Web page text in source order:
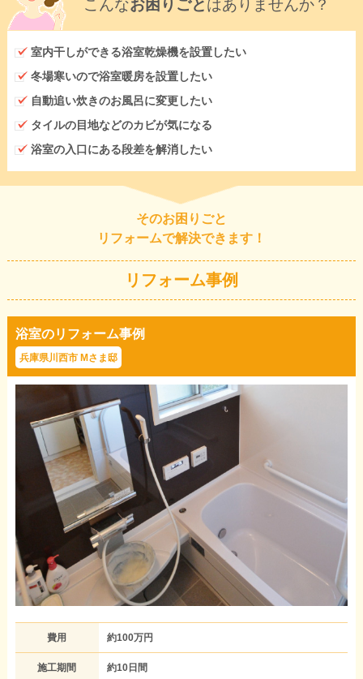
こんなお困りごとはありませんか？
室内干しができる浴室乾燥機を設置したい
冬場寒いので浴室暖房を設置したい
自動追い炊きのお風呂に変更したい
タイルの目地などのカビが気になる
浴室の入口にある段差を解消したい
そのお困りごと
リフォームで解決できます！
リフォーム事例
浴室のリフォーム事例
兵庫県川西市 Mさま邸
費用 約100万円
施工期間 約10日間